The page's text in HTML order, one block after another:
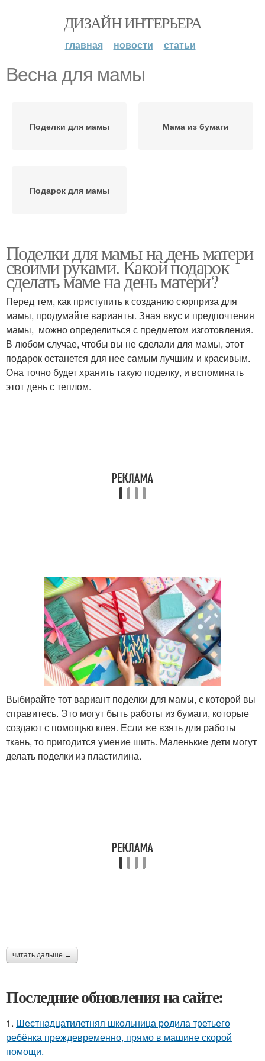
ДИЗАЙН ИНТЕРЬЕРА
главная новости статьи
Весна для мамы
Поделки для мамы Мама из бумаги
Подарок для мамы
Поделки для мамы на день матери
своими руками. Какой подарок
сделать маме на день матери?
Перед тем, как приступить к созданию сюрприза для
мамы, продумайте варианты. Зная вкус и предпочтения
мамы, можно определиться с предметом изготовления.
В любом случае, чтобы вы не сделали для мамы, этот
подарок останется для нее самым лучшим и красивым.
Она точно будет хранить такую поделку, и вспоминать
этот день с теплом.
Выбирайте тот вариант поделки для мамы, с которой вы
справитесь. Это могут быть работы из бумаги, которые
создают с помощью клея. Если же взять для работы
ткань, то пригодится умение шить. Маленькие дети могут
делать поделки из пластилина.
читать дальше →
Последние обновления на сайте:
1. Шестнадцатилетняя школьница родила третьего
ребёнка преждевременно, прямо в машине скорой
помощи.